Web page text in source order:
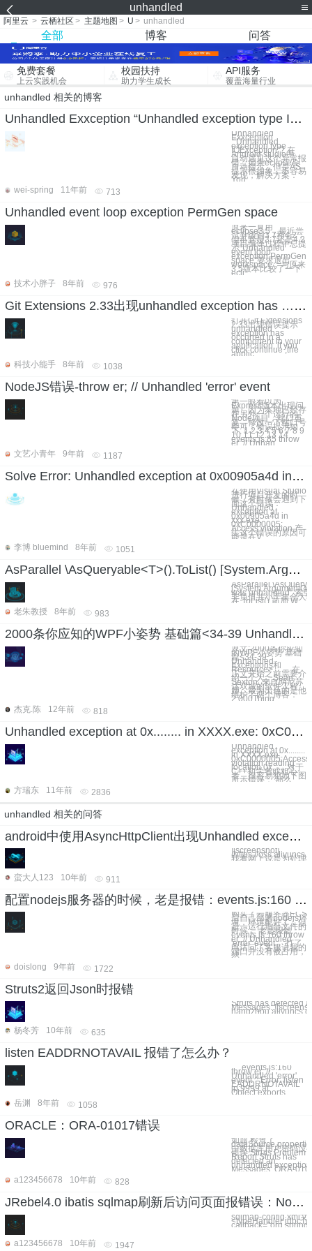
unhandled
阿里云 > 云栖社区 > 主题地图 > U > unhandled
全部 博客 问答
免费套餐
上云实践机会
校园扶持
助力学生成长
API服务
覆盖海量行业
unhandled 相关的博客
Unhandled Exxception “Unhandled exception type IOException”?
Unhandled
Exxception
“Unhandled
exception type
IOException”? 在
Android studio中，
自动遇见这个异常报
错，如果eclipse会
自动提示，但是AS
提示很抽象，不容易
发现，解决方案：
You
wei-spring
11年前 713
Unhandled event loop exception PermGen space
原来一直用
eclipse3.5，最近尝
试升级到3.7和4.2，
但不管是3.7还是4.2
项目编译过程中总提
示“Unhandled
event loop
exception PermGen
space”要求退出
workspace，与原来
3.5版本比较了一下
ecli
技术小胖子
8年前 976
Git Extensions 2.33出现unhandled exception has ……解决方法
打开Git Extensions
2.33出现错误提示
unhandled
exception has
occurred in a
component in your
application, if you
click continue ,the
applic
科技小能手
8年前 1038
NodeJS错误-throw er; // Unhandled 'error' event
第一眼看以为
Express版本出现问
题，因为本地已经存
在另外一个运行的
Node项目，端口重
复，修改一下端口号
即可，错误提示如
下: 1 2 3 4 5 6 7 8 9
10 11 12 13 14
events.js:85 throw
er; // Unhan
文艺小青年
9年前 1187
Solve Error: Unhandled exception at 0x00905a4d in xxx.exe: 0xC0000005: Access violation.
在使用Visual Studio
进行项目开发的时
候，有时候会遇到下
面这个错误：
Unhandled
exception at
0x00905a4d in
xxx.exe:
0xC0000005:
Access violation 产
生这个错误的原因可
能是在V
李博 bluemind
8年前 1051
AsParallel \AsQueryable<T>().ToList() [System.ArgumentOutOfRangeException was unhandled" 索引超出范围。必须为非负值并小于集合大小]解决方法
AsParallel
was unhandled" 索
非负值并小于集合大
在.ToList() 前加 W
老朱教授
8年前 983
2000条你应知的WPF小姿势 基础篇<34-39 Unhandled Exceptions和Resource>
原文:2000条你应知
的WPF小姿势 基础
篇<34-39
Unhandled
Exceptions和
Resource> 在
正文开始之前需要介
绍一个人：Sean
Sexton. 来自明尼苏
达双城的软件工程
师。最为出色的是他
维护了两个博客：
2,000Thing
杰克.陈
12年前 818
Unhandled exception at 0x........ in XXXX.exe: 0xC0000005:Access violation reading location 0x......
Unhandled
exception at 0x........
in XXXX.exe:
0xC0000005:Access
violation reading
location 0x...... 对于
C++初学者或粗心
者，很容易犯如下图
所示错误： 那么
方瑞东
11年前 2836
unhandled 相关的问答
android中使用AsyncHttpClient出现Unhandled exception是什么原因？
![screenshot]
(https://
我看网上说是为处理
蛮大人123
10年前 911
配置nodejs服务器的时候，老是报错：events.js:160 throw er; // Unhandled 'error' event，打了电话问了客服说我的端口并没有被占用，安全组也设置了，很头疼
购买了云服务器ECS
后自己部署nodejs环
境，环境配好了，但
是一运行后台文件的
时候， 老是报错：
events.js:160 throw
er; // Unhandled
'error' event， 打了
电话问了客服说我的
端口并没有被占用，
然
doislong
9年前 1722
Struts2返回Json时报错
Struts has detected
Messages: ![screenshot](https://oss-cn-
杨冬芳
10年前 635
listen EADDRNOTAVAIL 报错了怎么办？
``` events.js:160
throw er; //
Unhandled 'error'
event ^ Error: listen
EADDRNOTAVAIL
ip:9999 at
Object.exports.
岳渊
8年前 1058
ORACLE：ORA-01017错误
如题 检查了
中数据库用户密码没
错误 Struts Problem
Report Struts has
detected an
unhandled Messages: ORA-
a123456678
10年前 828
JRebel4.0 ibatis sqlmap刷新后访问页面报错误：No LobHandler
sqlmap-config.xml文
<typeHandler
a123456678
10年前 1947